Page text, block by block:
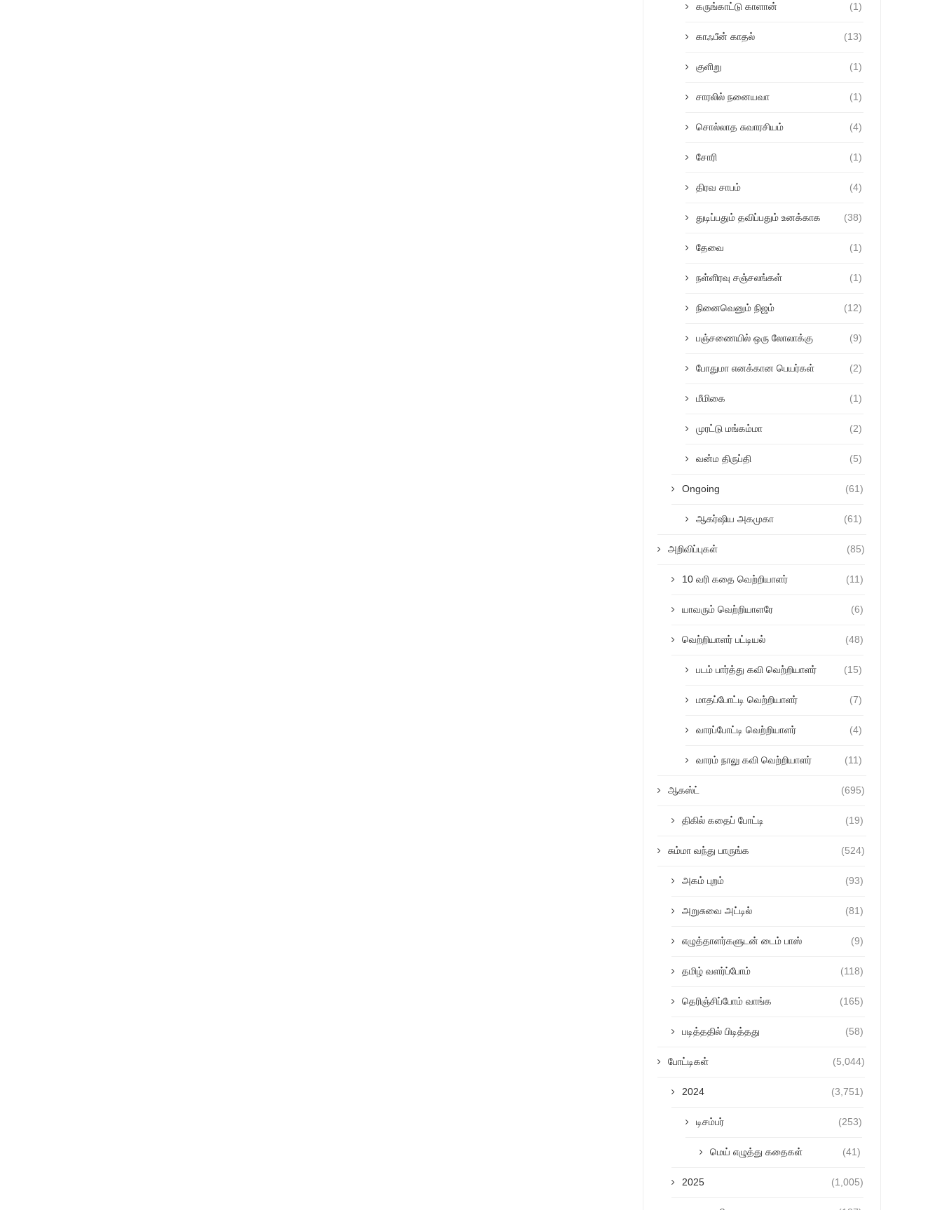
கருங்காட்டு காளான் (1)
காஃபீன் காதல் (13)
குளிறு (1)
சாரலில் நனையவா (1)
சொல்லாத சுவாரசியம் (4)
சோரி (1)
திரவ சாபம் (4)
துடிப்பதும் தவிப்பதும் உனக்காக (38)
தேவை (1)
நள்ளிரவு சஞ்சலங்கள் (1)
நினைவெனும் நிஜம் (12)
பஞ்சணையில் ஒரு லோலாக்கு (9)
போதுமா எனக்கான பெயர்கள் (2)
மீமிகை (1)
முரட்டு மங்கம்மா (2)
வன்ம திருப்தி (5)
Ongoing (61)
ஆகர்ஷிய அகமுகா (61)
அறிவிப்புகள் (85)
10 வரி கதை வெற்றியாளர் (11)
யாவரும் வெற்றியாளரே (6)
வெற்றியாளர் பட்டியல் (48)
படம் பார்த்து கவி வெற்றியாளர் (15)
மாதப்போட்டி வெற்றியாளர் (7)
வாரப்போட்டி வெற்றியாளர் (4)
வாரம் நாலு கவி வெற்றியாளர் (11)
ஆகஸ்ட் (695)
திகில் கதைப் போட்டி (19)
சும்மா வந்து பாருங்க (524)
அகம் புறம் (93)
அறுசுவை அட்டில் (81)
எழுத்தாளர்களுடன் டைம் பாஸ் (9)
தமிழ் வளர்ப்போம் (118)
தெரிஞ்சிப்போம் வாங்க (165)
படித்ததில் பிடித்தது (58)
போட்டிகள் (5,044)
2024 (3,751)
டிசம்பர் (253)
மெய் எழுத்து கதைகள் (41)
2025 (1,005)